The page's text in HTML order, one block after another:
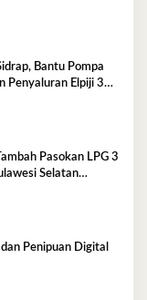
Bantu Pompa
Penyaluran Elpiji 3
Pasokan LPG 3
Selatan
Penipuan Digital